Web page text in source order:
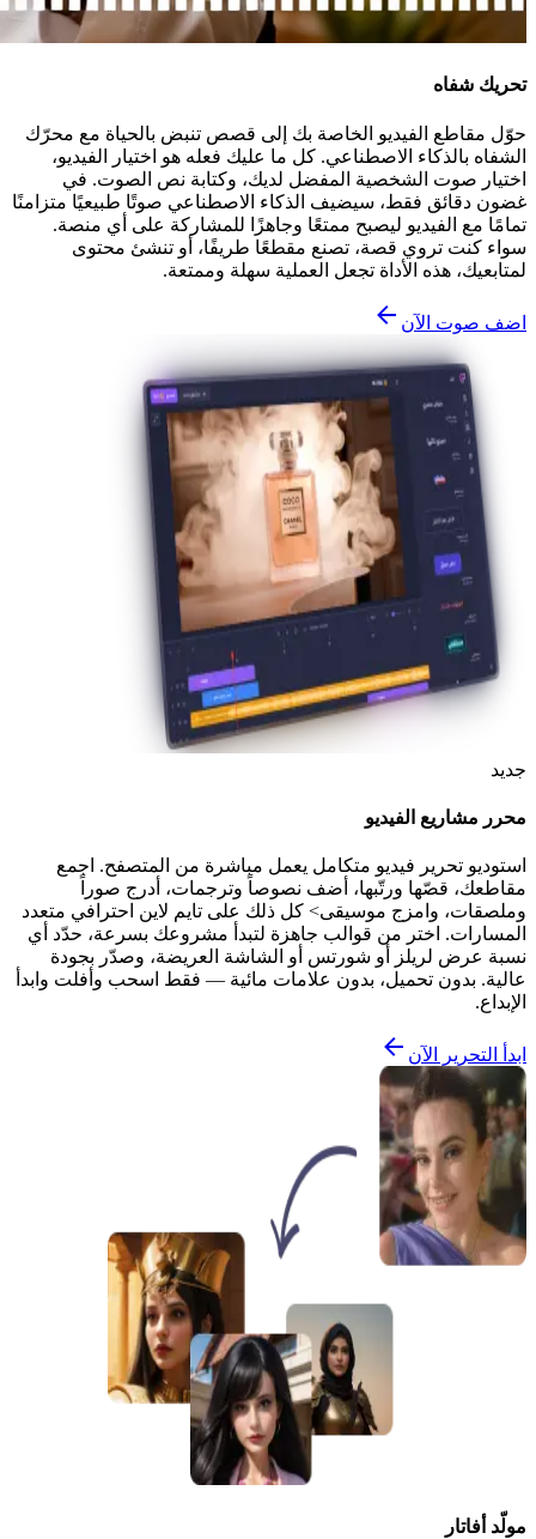
تحريك شفاه
حوّل مقاطع الفيديو الخاصة بك إلى قصص تنبض بالحياة مع محرّك
الشفاه بالذكاء الاصطناعي. كل ما عليك فعله هو اختيار الفيديو،
اختيار صوت الشخصية المفضل لديك، وكتابة نص الصوت. في
غضون دقائق فقط، سيضيف الذكاء الاصطناعي صوتًا طبيعيًا متزامنًا
تمامًا مع الفيديو ليصبح ممتعًا وجاهزًا للمشاركة على أي منصة.
سواء كنت تروي قصة، تصنع مقطعًا طريفًا، أو تنشئ محتوى
لمتابعيك، هذه الأداة تجعل العملية سهلة وممتعة.
اضف صوت الآن
جديد
محرر مشاريع الفيديو
استوديو تحرير فيديو متكامل يعمل مباشرة من المتصفح. اجمع
مقاطعك، قصّها ورتّبها، أضف نصوصاً وترجمات، أدرج صوراً
وملصقات، وامزج موسيقى> كل ذلك على تايم لاين احترافي متعدد
المسارات. اختر من قوالب جاهزة لتبدأ مشروعك بسرعة، حدّد أي
نسبة عرض لريلز أو شورتس أو الشاشة العريضة، وصدّر بجودة
عالية. بدون تحميل، بدون علامات مائية — فقط اسحب وأفلت وابدأ
الإبداع.
ابدأ التحرير الآن
مولّد أفاتار